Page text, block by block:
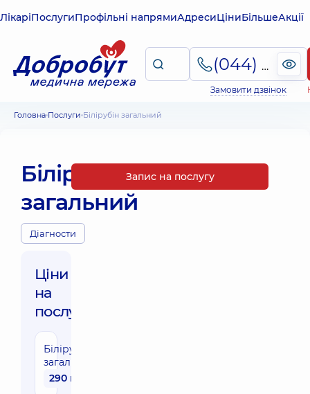
ЛікаріПослугиПрофільні напрямиАдресиЦіниБільшеАкції
(044) 495-2-888
Замовити дзвінок
Головна Послуги Білірубін загальний
Білірубін
загальний
Діагности
Ціни
на
послуги:
Білірубін
загальний
290 грн
Запис на послугу